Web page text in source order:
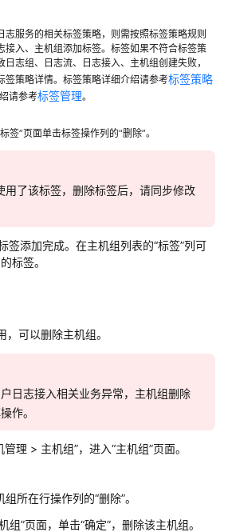
志服务的相关标签策略，则需按照标签策略规则
接入、主机组添加标签。标签如果不符合标签策
志组、日志流、日志接入、主机组创建失败，
签策略详情。标签策略详细介绍请参考标签策略
请参考标签管理。
签”页面单击标签操作列的“删除”。
用了该标签，删除标签后，请同步修改
签添加完成。在主机组列表的“标签”列可
标签。
可以删除主机组。
日志接入相关业务异常，主机组删除
作。
理 > 主机组”，进入“主机组”页面。
所在行操作列的“删除”。
组”页面，单击“确定”，删除该主机组。